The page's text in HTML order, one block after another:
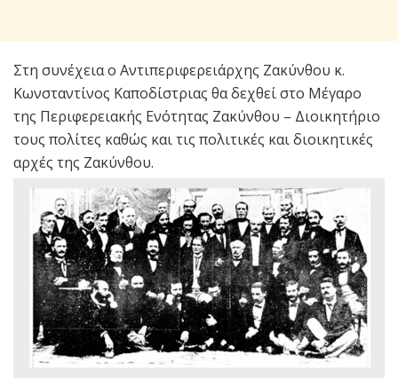
Στη συνέχεια ο Αντιπεριφερειάρχης Ζακύνθου κ.
Κωνσταντίνος Καποδίστριας θα δεχθεί στο Μέγαρο
της Περιφερειακής Ενότητας Ζακύνθου – Διοικητήριο
τους πολίτες καθώς και τις πολιτικές και διοικητικές
αρχές της Ζακύνθου.